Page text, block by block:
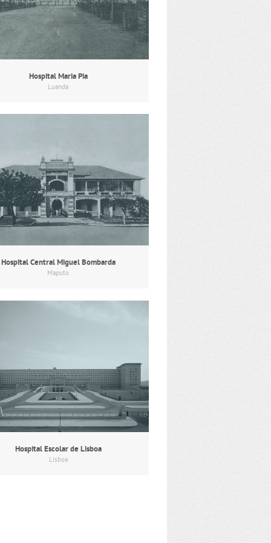
Hospital Maria Pia
Luanda
Hospital Central Miguel Bombarda
Maputo
Hospital Escolar de Lisboa
Lisboa